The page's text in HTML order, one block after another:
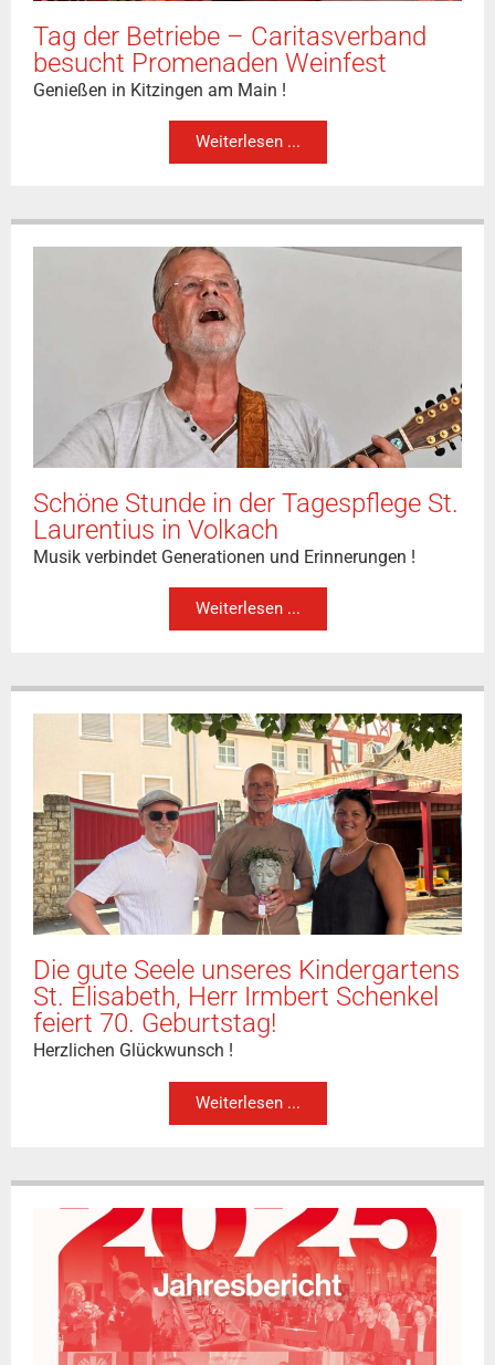
Tag der Betriebe – Caritasverband
besucht Promenaden Weinfest
Genießen in Kitzingen am Main !
Weiterlesen ...
Schöne Stunde in der Tagespflege St.
Laurentius in Volkach
Musik verbindet Generationen und Erinnerungen !
Weiterlesen ...
Die gute Seele unseres Kindergartens
St. Elisabeth, Herr Irmbert Schenkel
feiert 70. Geburtstag!
Herzlichen Glückwunsch !
Weiterlesen ...